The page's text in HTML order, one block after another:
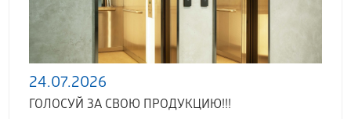
24.07.2026
ГОЛОСУЙ ЗА СВОЮ ПРОДУКЦИЮ!!!